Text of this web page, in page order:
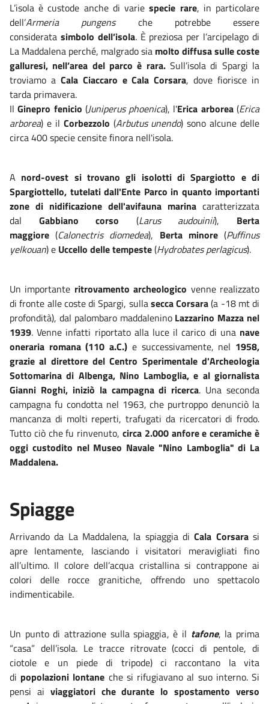
L’isola è custode anche di variespecie rare, in particolare
dell’Armeria pungens che potrebbe essere
considerata simbolo dell’isola. È preziosa per l’arcipelago di
La Maddalena perché, malgrado sia molto diffusa sulle coste
galluresi, nell’area del parco è rara. Sull’isola di Spargi la
troviamo a Cala Ciaccaro e Cala Corsara, dove fiorisce in
tarda primavera.
IlGinepro fenicio (Juniperus phoenica), l'Erica arborea(Erica
arborea) e il Corbezzolo (Arbutus unendo) sono alcune delle
circa 400 specie censite finora nell'isola.
A nord-ovest si trovano gli isolotti di Spargiotto e di
Spargiottello, tutelati dall'Ente Parco in quanto importanti
zone di nidificazione dell'avifauna marina caratterizzata
dal Gabbiano corso (Larus audouinii), Berta
maggiore (Calonectris diomedea), Berta minore(Puffinus
yelkouan) e Uccello delle tempeste(Hydrobates perlagicus).
Un importante ritrovamento archeologico venne realizzato
di fronte alle coste di Spargi, sullasecca Corsara(a -18 mtdi
profondità), dal palombaro maddalenino Lazzarino Mazza nel
1939. Venne infatti riportato alla luce il carico di una nave
oneraria romana (110 a.C.) e successivamente, nel 1958,
grazie al direttore del Centro Sperimentale d'Archeologia
Sottomarina di Albenga, Nino Lamboglia, e al giornalista
Gianni Roghi, iniziò la campagna di ricerca. Una seconda
campagna fu condotta nel 1963, che purtroppo denunciò la
mancanza di molti reperti, trafugati da ricercatori di frodo.
Tutto ciò che fu rinvenuto, circa 2.000 anfore e ceramiche è
oggi custodito nel Museo Navale "Nino Lamboglia" di La
Maddalena.
Spiagge
Arrivando da La Maddalena, la spiaggia di Cala Corsarasi
apre lentamente, lasciando i visitatori meravigliati fino
all’ultimo. Il colore dell’acqua cristallina si contrappone ai
colori delle rocce granitiche, offrendo uno spettacolo
indimenticabile.
Un punto di attrazione sulla spiaggia, è il tafone, la prima
“casa” dell’isola. Le tracce ritrovate (cocci di pentole, di
ciotole e un piede di tripode) ci raccontano la vita
di popolazioni lontane che si rifugiavano al suo interno. Si
pensi ai viaggiatori che durante lo spostamento verso